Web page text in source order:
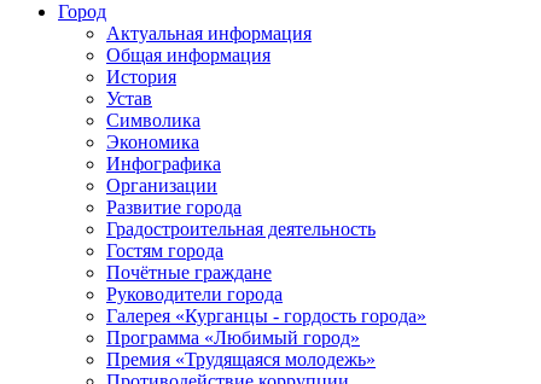
Город
Актуальная информация
Общая информация
История
Устав
Символика
Экономика
Инфографика
Организации
Развитие города
Градостроительная деятельность
Гостям города
Почётные граждане
Руководители города
Галерея «Курганцы - гордость города»
Программа «Любимый город»
Премия «Трудящаяся молодежь»